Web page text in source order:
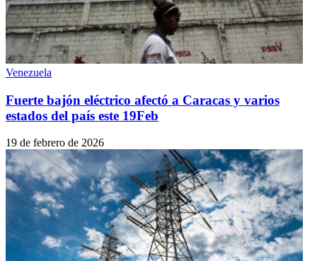
Venezuela
Fuerte bajón eléctrico afectó a Caracas y varios
estados del país este 19Feb
19 de febrero de 2026